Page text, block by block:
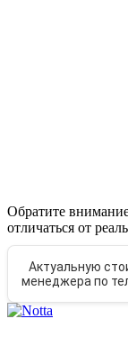
Обратите
отличаться от
Актуальную
менеджера по